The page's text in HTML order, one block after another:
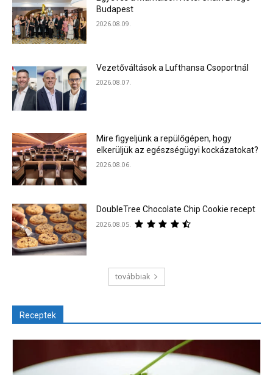
Budapest
2026.08.09.
Vezetőváltások a Lufthansa Csoportnál
2026.08.07.
Mire figyeljünk a repülőgépen, hogy
elkerüljük az egészségügyi kockázatokat?
2026.08.06.
DoubleTree Chocolate Chip Cookie recept
2026.08.05.
továbbiak
Receptek